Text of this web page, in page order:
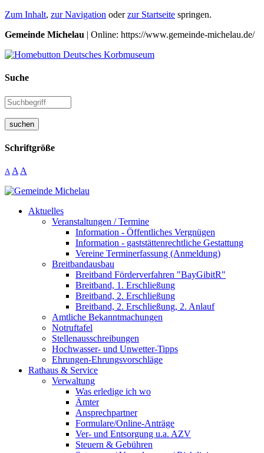
Zum Inhalt, zur Navigation oderzur Startseite springen.
Gemeinde Michelau | Online: https://www.gemeinde-michelau.de/
Suche
suchen
Schriftgröße
A A A
Aktuelles
Veranstaltungen / Termine
Information - Öffentliches Vergnügen
Information - gaststättenrechtliche Gestattung
Vereine Terminerfassung (Anmeldung)
Breitbandausbau
Breitband Förderverfahren "BayGibitR"
Breitband, 1. Erschließung
Breitband, 2. Erschließung
Breitband, 2. Erschließung, 2. Anlauf
Amtliche Bekanntmachungen
Notruftafel
Stellenausschreibungen
Hochwasser- und Unwetter-Tipps
Ehrungen-Ehrungsvorschläge
Rathaus & Service
Verwaltung
Was erledige ich wo
Ämter
Ansprechpartner
Formulare/Online-Anträge
Ver- und Entsorgung u.a. AZV
Steuern & Gebühren